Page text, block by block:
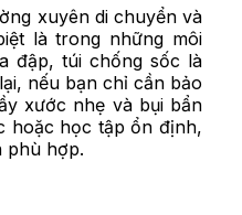
xuyên di chuyển và
là trong những môi
đập, túi chống sốc là
nếu bạn chỉ cần bảo
xước nhẹ và bụi bẩn
hoặc học tập ổn định,
phù hợp.